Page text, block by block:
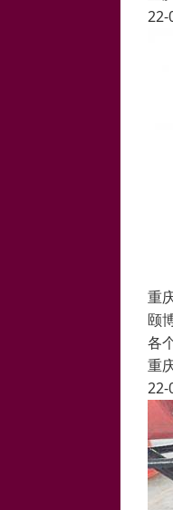
22-
重
颐
各
重
22-